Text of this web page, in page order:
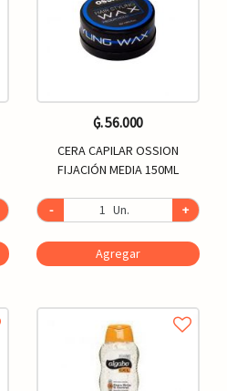
₲. 56.000
CERA CAPILAR OSSION
FIJACIÓN MEDIA 150ML
- Un. +
Agregar